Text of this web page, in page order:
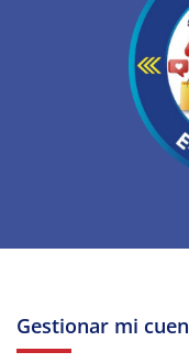
Gestionar mi